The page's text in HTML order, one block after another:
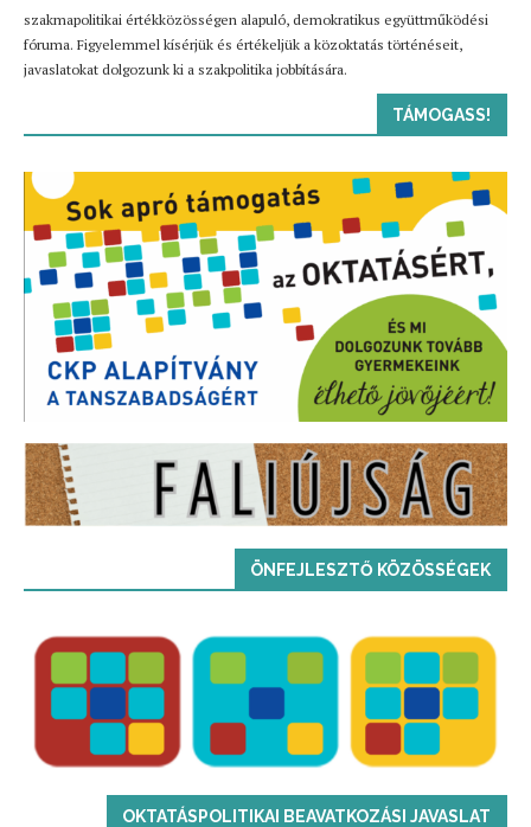
szakmapolitikai értékközösségen alapuló, demokratikus együttműködési
fóruma. Figyelemmel kísérjük és értékeljük a közoktatás történéseit,
javaslatokat dolgozunk ki a szakpolitika jobbítására.
TÁMOGASS!
ÖNFEJLESZTŐ KÖZÖSSÉGEK
OKTATÁSPOLITIKAI BEAVATKOZÁSI JAVASLAT